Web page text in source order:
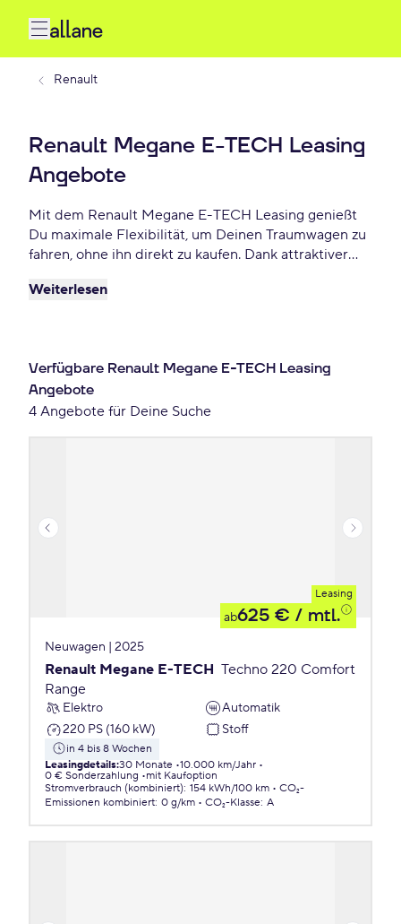
Renault
Renault Megane E-TECH Leasing
Angebote
Mit dem Renault Megane E-TECH Leasing genießt
Du maximale Flexibilität, um Deinen Traumwagen zu
fahren, ohne ihn direkt zu kaufen. Dank attraktiver
monatlichen Raten bietet Renault Megane E-TECH
TECH schon ab 625 € monatlich.
Weiterlesen
Verfügbare Renault Megane E-TECH Leasing
Angebote
4 Angebote für Deine Suche
Leasing
ab625 € / mtl.
Neuwagen | 2025
Renault Megane E-TECH Techno 220 Comfort
Range
Elektro
Automatik
220 PS (160 kW)
Stoff
in 4 bis 8 Wochen
Leasingdetails:30 Monate 10.000 km/Jahr
0 € Sonderzahlung
mit Kaufoption
Stromverbrauch (kombiniert): 154 kWh/100 km
CO₂-
Emissionen kombiniert: 0 g/km CO₂-Klasse: A